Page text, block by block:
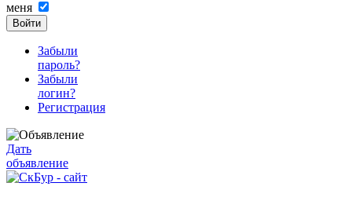
меня
Войти
Забыли
пароль?
Забыли
логин?
Регистрация
Дать
объявление